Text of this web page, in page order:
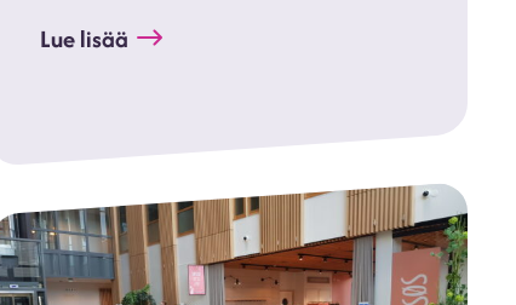
Lue lisää